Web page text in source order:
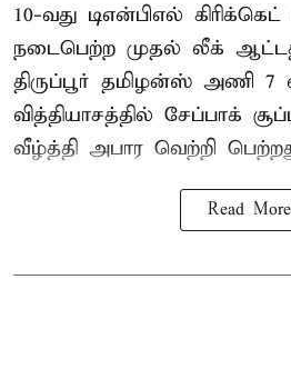
10-வது டிஎன்பிஎல்
நடைபெற்ற முதல் லீக்
திருப்பூர் தமிழன்ஸ் அணி 7
வித்தியாசத்தில் சேப்பாக்
வீழ்த்தி அபார வெற்றி
Read More